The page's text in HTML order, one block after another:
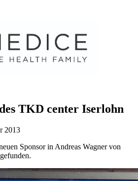
TKD center Iserlohn
2013
Sponsor in Andreas Wagner von